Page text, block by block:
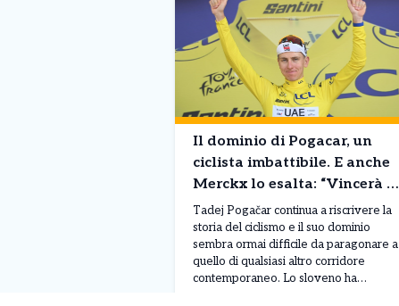
Il dominio di Pogacar, un
ciclista imbattibile. E anche
Merckx lo esalta: “Vincerà 8
Tour de France”
Tadej Pogačar continua a riscrivere la
storia del ciclismo e il suo dominio
sembra ormai difficile da paragonare a
quello di qualsiasi altro corridore
contemporaneo. Lo sloveno ha